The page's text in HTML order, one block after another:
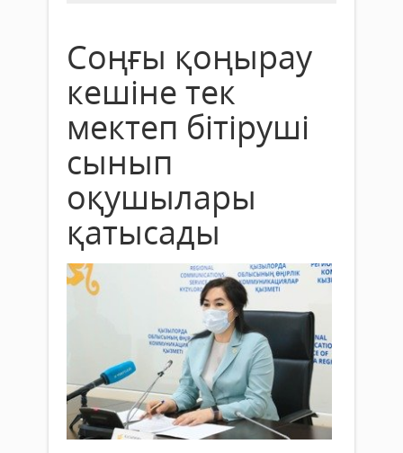
Соңғы қоңырау
кешіне тек
мектеп бітіруші
сынып
оқушылары
қатысады